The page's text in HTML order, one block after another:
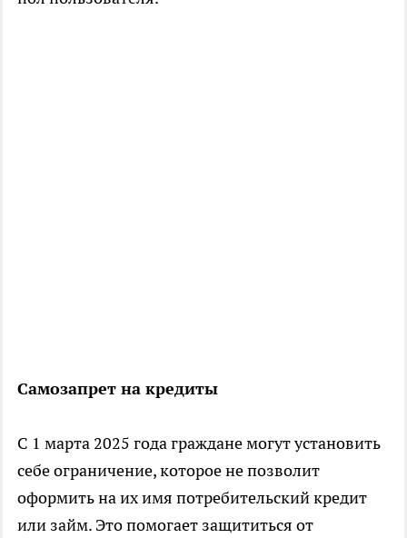
Самозапрет на кредиты
С 1 марта 2025 года граждане могут установить
себе ограничение, которое не позволит
оформить на их имя потребительский кредит
или займ. Это помогает защититься от